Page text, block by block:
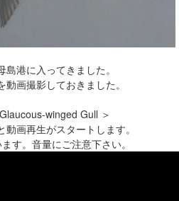
港に入ってきました。
画撮影しておきました。
winged Gull ＞
画再生がスタートします。
す。音量にご注意下さい。